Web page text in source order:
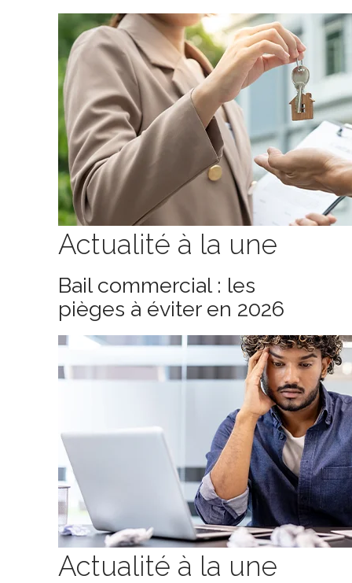
Actualité à la une
Bail commercial : les
pièges à éviter en 2026
Actualité à la une